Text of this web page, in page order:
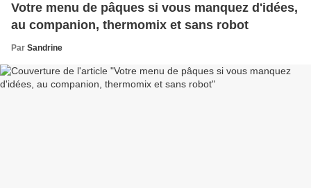
Votre menu de pâques si vous manquez d'idées,
au companion, thermomix et sans robot
Par Sandrine